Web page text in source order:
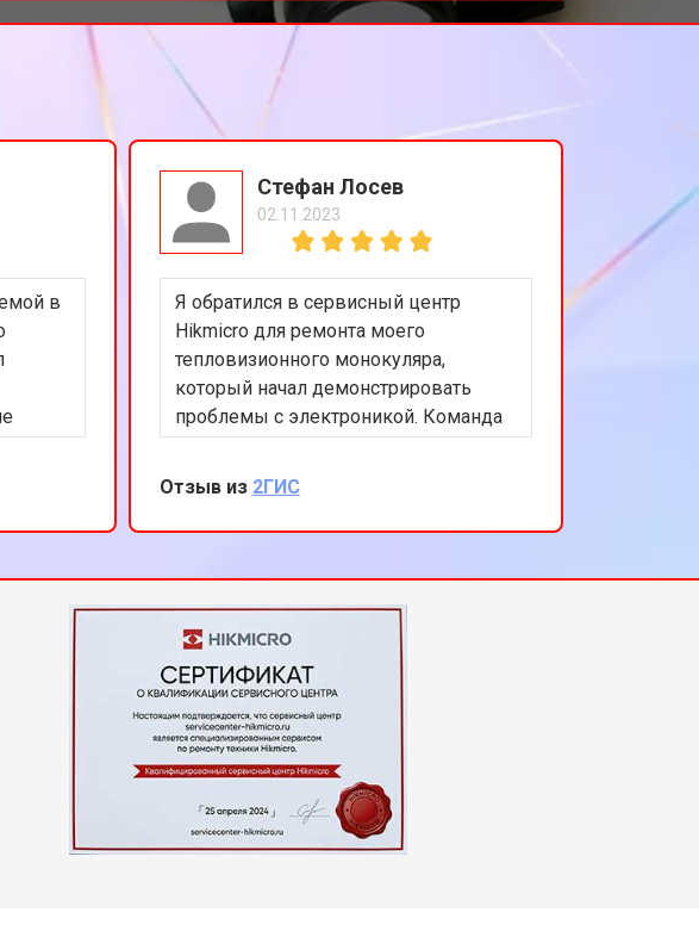
в
Я
Стефан Лосев
02.11.2023
Я обратился в сервисный центр
Hikmicro для ремонта моего
тепловизионного монокуляра,
который начал демонстрировать
проблемы с электроникой. Команда
сервисного центра проявила
высокий уровень экспертизы,
быстро нашла и устранила
неисправность. Я остался полностью
качеством выполненных работ.
Благодарю за вашу помощь и
профессионализм.
Отзыв из 2ГИС